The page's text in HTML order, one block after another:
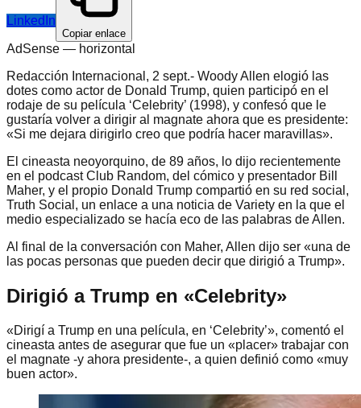
LinkedIn
Copiar enlace
AdSense — horizontal
Redacción Internacional, 2 sept.- Woody Allen elogió las
dotes como actor de Donald Trump, quien participó en el
rodaje de su película ‘Celebrity’ (1998), y confesó que le
gustaría volver a dirigir al magnate ahora que es presidente:
«Si me dejara dirigirlo creo que podría hacer maravillas».
El cineasta neoyorquino, de 89 años, lo dijo recientemente
en el podcast Club Random, del cómico y presentador Bill
Maher, y el propio Donald Trump compartió en su red social,
Truth Social, un enlace a una noticia de Variety en la que el
medio especializado se hacía eco de las palabras de Allen.
Al final de la conversación con Maher, Allen dijo ser «una de
las pocas personas que pueden decir que dirigió a Trump».
Dirigió a Trump en «Celebrity»
«Dirigí a Trump en una película, en ‘Celebrity’», comentó el
cineasta antes de asegurar que fue un «placer» trabajar con
el magnate -y ahora presidente-, a quien definió como «muy
buen actor».